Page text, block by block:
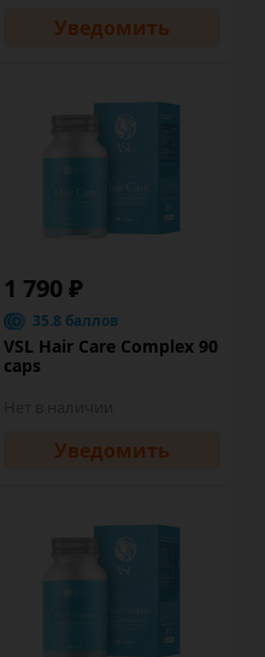
Уведомить
1 790 ₽
35.8 баллов
VSL Hair Care Complex 90
caps
Уведомить